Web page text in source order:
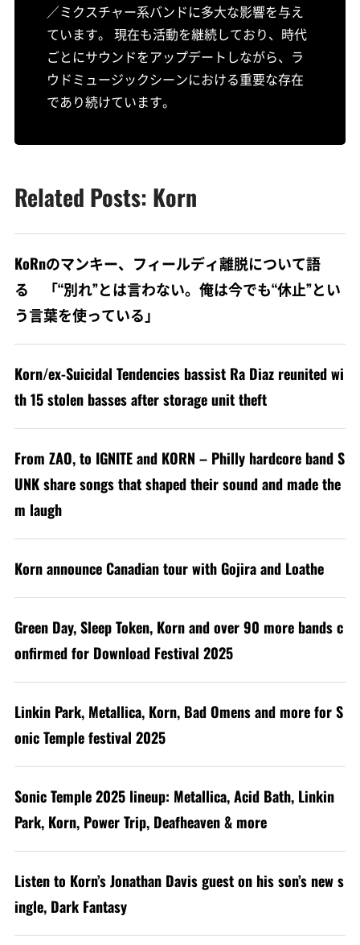
／ミクスチャー系バンドに多大な影響を与え
ています。 現在も活動を継続しており、時代
ごとにサウンドをアップデートしながら、ラ
ウドミュージックシーンにおける重要な存在
であり続けています。
Related Posts: Korn
KoRnのマンキー、フィールディ離脱について語
る 「“別れ”とは言わない。俺は今でも“休止”とい
う言葉を使っている」
Korn/ex-Suicidal Tendencies bassist Ra Diaz reunited wi
th 15 stolen basses after storage unit theft
From ZAO, to IGNITE and KORN – Philly hardcore band S
UNK share songs that shaped their sound and made the
m laugh
Korn announce Canadian tour with Gojira and Loathe
Green Day, Sleep Token, Korn and over 90 more bands c
onfirmed for Download Festival 2025
Linkin Park, Metallica, Korn, Bad Omens and more for S
onic Temple festival 2025
Sonic Temple 2025 lineup: Metallica, Acid Bath, Linkin
Park, Korn, Power Trip, Deafheaven & more
Listen to Korn’s Jonathan Davis guest on his son’s new s
ingle, Dark Fantasy